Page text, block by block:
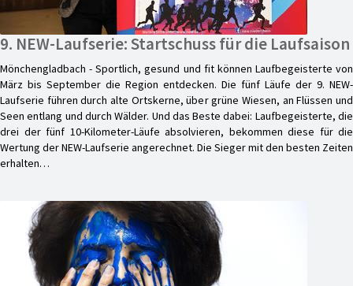
9. NEW-Laufserie: Startschuss für die Laufsaison
Mönchengladbach - Sportlich, gesund und fit können Laufbegeisterte von
März bis September die Region entdecken. Die fünf Läufe der 9. NEW-
Laufserie führen durch alte Ortskerne, über grüne Wiesen, an Flüssen und
Seen entlang und durch Wälder. Und das Beste dabei: Laufbegeisterte, die
drei der fünf 10-Kilometer-Läufe absolvieren, bekommen diese für die
Wertung der NEW-Laufserie angerechnet. Die Sieger mit den besten Zeiten
erhalten…